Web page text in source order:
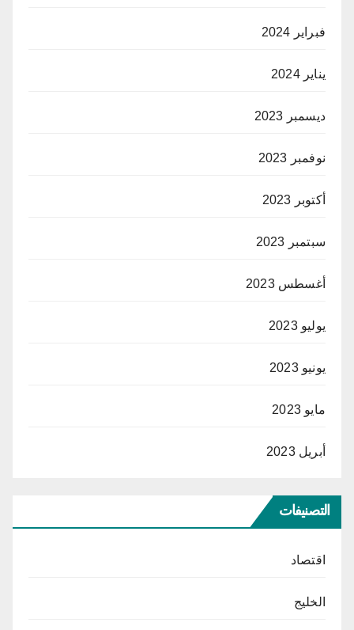
فبراير 2024
يناير 2024
ديسمبر 2023
نوفمبر 2023
أكتوبر 2023
سبتمبر 2023
أغسطس 2023
يوليو 2023
يونيو 2023
مايو 2023
أبريل 2023
التصنيفات
اقتصاد
الخليج